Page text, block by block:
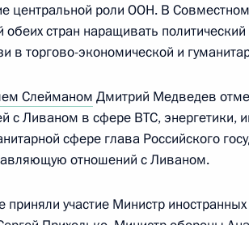
Соглашение между Россией
к лишению свободы
движения «Мустакбаль» Саадом
центральной роли ООН. В
стран наращивать политический
в торгово-экономической и
Слейманом Дмитрий Медведев
с Ливаном в сфере ВТС, энергетики,
сфере глава Российского
отношений с Ливаном.
приняли участие Министр